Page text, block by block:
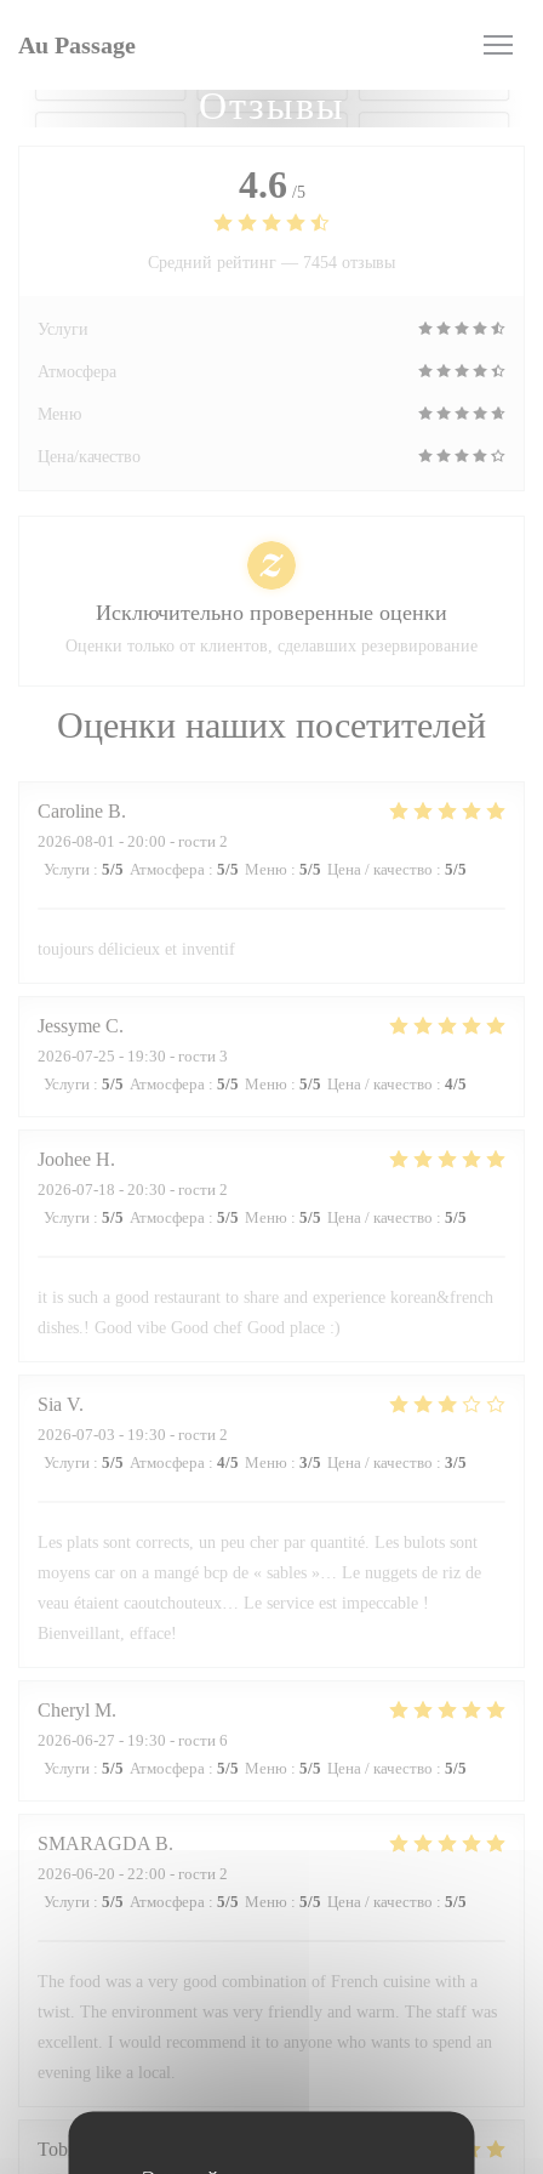
Au Passage
Отзывы
Оценки наших посетителей
Caroline B
2026-08-01 - 20:00 - гости 2
Услуги : 5/5 Атмосфера : 5/5 Меню : 5/5 Цена / качество : 5/5
toujours délicieux et inventif
Jessyme C
2026-07-25 - 19:30 - гости 3
Услуги : 5/5 Атмосфера : 5/5 Меню : 5/5 Цена / качество : 4/5
Joohee H
2026-07-18 - 20:30 - гости 2
Услуги : 5/5 Атмосфера : 5/5 Меню : 5/5 Цена / качество : 5/5
it is such a good restaurant to share and experience korean&french
dishes.! Good vibe Good chef Good place :)
Sia V
2026-07-03 - 19:30 - гости 2
Услуги : 5/5 Атмосфера : 4/5 Меню : 3/5 Цена / качество : 3/5
Les plats sont corrects, un peu cher par quantité. Les bulots sont
moyens car on a mangé bcp de « sables »… Le nuggets de riz de
veau étaient caoutchouteux… Le service est impeccable !
Bienveillant, efface!
Cheryl M
2026-06-27 - 19:30 - гости 6
Услуги : 5/5 Атмосфера : 5/5 Меню : 5/5 Цена / качество : 5/5
SMARAGDA B
2026-06-20 - 22:00 - гости 2
Услуги : 5/5 Атмосфера : 5/5 Меню : 5/5 Цена / качество : 5/5
The food was a very good combination of French cuisine with a
twist. The environment was very friendly and warm. The staff was
excellent. I would recommend it to anyone who wants to spend an
evening like a local.
Tobias
4.6 /5
Средний рейтинг — 7454 отзывы
Услуги
Атмосфера
Меню
Цена/качество
Исключительно проверенные оценки
Оценки только от клиентов, сделавших резервирование